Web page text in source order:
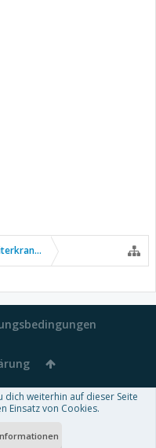
Deutsch von xenDach
dich weiterhin auf dieser Seite
Einsatz von Cookies.